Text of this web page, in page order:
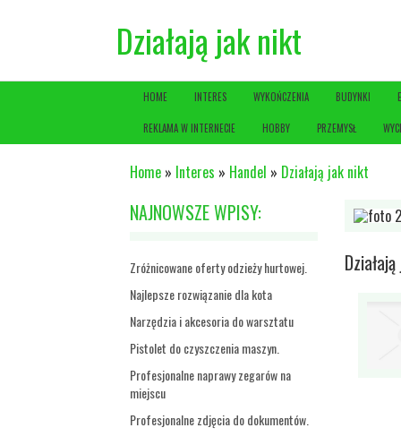
Działają jak nikt
HOME INTERES WYKOŃCZENIA BUDYNKI
REKLAMA W INTERNECIE HOBBY PRZEMYSŁ
Home » Interes » Handel » Działają jak nikt
NAJNOWSZE WPISY:
Zróżnicowane oferty odzieży hurtowej.
Najlepsze rozwiązanie dla kota
Narzędzia i akcesoria do warsztatu
Pistolet do czyszczenia maszyn.
Profesjonalne naprawy zegarów na
miejscu
Profesjonalne zdjęcia do dokumentów.